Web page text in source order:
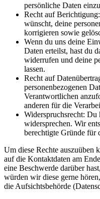
persönliche Daten
Recht auf
wünscht, deine
korrigieren sowie
Wenn du uns deine
Daten erteilst, hast du
widerrufen und deine
lassen.
Recht auf
personenbezogenen
Verantwortlichen
anderen für die
Widerspruchsrecht: Du
widersprechen. Wir
berechtigte Gründe für
Um diese Rechte auszuüben
auf die Kontaktdaten am
eine Beschwerde darüber
würden wir diese gerne
die Aufsichtsbehörde